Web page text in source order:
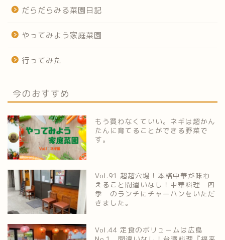
だらだらみる菜園日記
やってみよう家庭菜園
行ってみた
今のおすすめ
もう買わなくていい。ネギは超かん
たんに育てることができる野菜で
す。
Vol.91 超超穴場！本格中華が味わ
えること間違いなし！中華料理 四
季 のランチにチャーハンをいただ
きました。
Vol.44 定食のボリュームは広島